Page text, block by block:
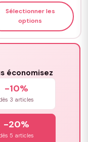
Sélectionner les
options
économisez
-10%
3 articles
-20%
5 articles